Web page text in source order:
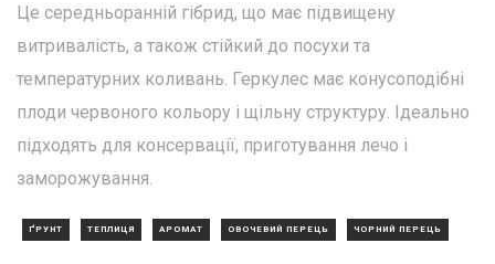
Це середньоранній гібрид, що має підвищену
витривалість, а також стійкий до посухи та
температурних коливань. Геркулес має конусоподібні
плоди червоного кольору і щільну структуру. Ідеально
підходять для консервації, приготування лечо і
заморожування.
ҐРУНТ ТЕПЛИЦЯ АРОМАТ ОВОЧЕВИЙ ПЕРЕЦЬ ЧОРНИЙ ПЕРЕЦЬ